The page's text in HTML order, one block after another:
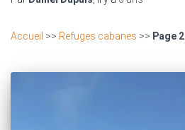
Accueil >> Refuges cabanes >> Page 2